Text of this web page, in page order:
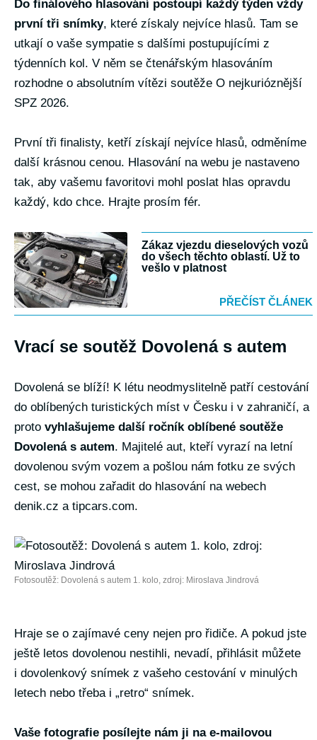
Do finálového hlasování postoupí každý týden vždy
první tři snímky, které získaly nejvíce hlasů. Tam se
utkají o vaše sympatie s dalšími postupujícími z
týdenních kol. V něm se čtenářským hlasováním
rozhodne o absolutním vítězi soutěže O nejkurióznější
SPZ 2026.
První tři finalisty, ketří získají nejvíce hlasů, odměníme
další krásnou cenou. Hlasování na webu je nastaveno
tak, aby vašemu favoritovi mohl poslat hlas opravdu
každý, kdo chce. Hrajte prosím fér.
Zákaz vjezdu dieselových vozů
do všech těchto oblastí. Už to
vešlo v platnost
PŘEČÍST ČLÁNEK
Vrací se soutěž Dovolená s autem
Dovolená se blíží! K létu neodmyslitelně patří cestování
do oblíbených turistických míst v Česku i v zahraničí, a
proto vyhlašujeme další ročník oblíbené soutěže
Dovolená s autem. Majitelé aut, kteří vyrazí na letní
dovolenou svým vozem a pošlou nám fotku ze svých
cest, se mohou zařadit do hlasování na webech
denik.cz a tipcars.com.
Fotosoutěž: Dovolená s autem 1. kolo, zdroj: Miroslava Jindrová
Hraje se o zajímavé ceny nejen pro řidiče. A pokud jste
ještě letos dovolenou nestihli, nevadí, přihlásit můžete
i dovolenkový snímek z vašeho cestování v minulých
letech nebo třeba i „retro“ snímek.
Vaše fotografie posílejte nám ji na e-mailovou